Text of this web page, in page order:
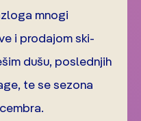
mnogi
i prodajom ski-
dušu, poslednjih
te se sezona